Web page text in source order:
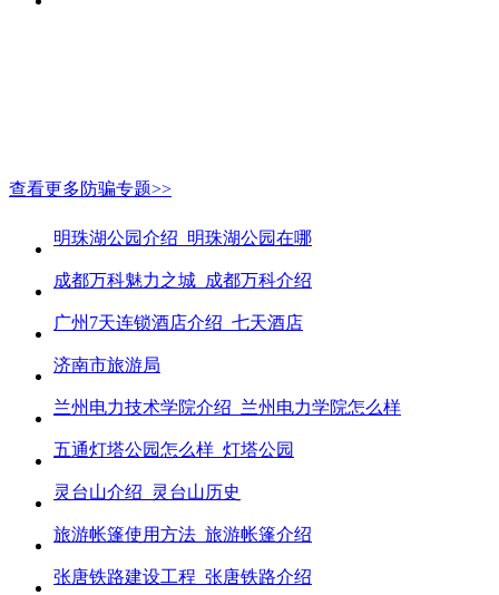
查看更多防骗专题>>
明珠湖公园介绍_明珠湖公园在哪
成都万科魅力之城_成都万科介绍
广州7天连锁酒店介绍_七天酒店
济南市旅游局
兰州电力技术学院介绍_兰州电力学院怎么样
五通灯塔公园怎么样_灯塔公园
灵台山介绍_灵台山历史
旅游帐篷使用方法_旅游帐篷介绍
张唐铁路建设工程_张唐铁路介绍